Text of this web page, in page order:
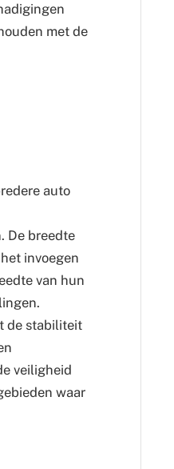
met de
auto
De breedte
invoegen
van hun
de stabiliteit
veiligheid
waar